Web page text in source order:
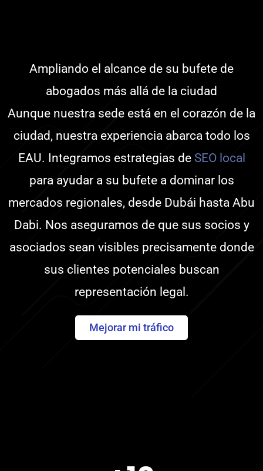
Ampliando el alcance de su bufete de
abogados más allá de la ciudad
Aunque nuestra sede está en el corazón de la
ciudad, nuestra experiencia abarca todo los
EAU. Integramos estrategias de SEO local
para ayudar a su bufete a dominar los
mercados regionales, desde Dubái hasta Abu
Dabi. Nos aseguramos de que sus socios y
asociados sean visibles precisamente donde
sus clientes potenciales buscan
representación legal.
Mejorar mi tráfico